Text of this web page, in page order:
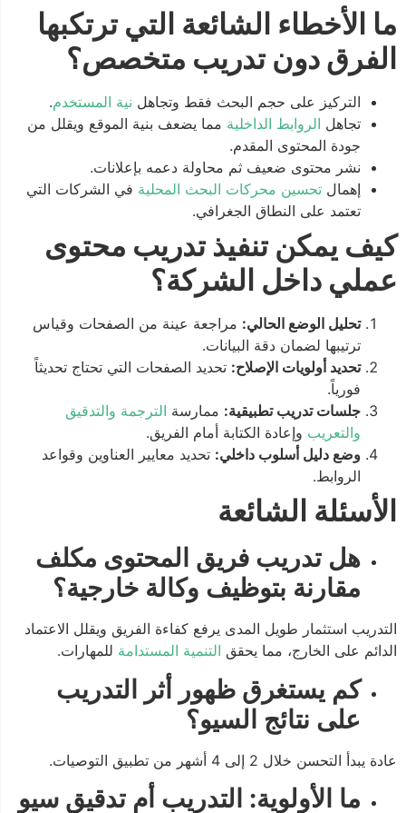
ما الأخطاء الشائعة التي ترتكبها
الفرق دون تدريب متخصص؟
التركيز على حجم البحث فقط وتجاهل نية المستخدم.
تجاهل الروابط الداخليةمما يضعف بنية الموقع ويقلل من
جودة المحتوى المقدم.
نشر محتوى ضعيف ثم محاولة دعمه بإعلانات.
إهمال تحسين محركات البحث المحليةفي الشركات التي
تعتمد على النطاق الجغرافي.
كيف يمكن تنفيذ تدريب محتوى
عملي داخل الشركة؟
تحليل الوضع الحالي:مراجعة عينة من الصفحات وقياس
ترتيبها لضمان دقة البيانات.
تحديد أولويات الإصلاح:تحديد الصفحات التي تحتاج تحديثاً
فورياً.
جلسات تدريب تطبيقية:ممارسةالترجمة والتدقيق
والتعريبوإعادة الكتابة أمام الفريق.
وضع دليل أسلوب داخلي:تحديد معايير العناوين وقواعد
الروابط.
الأسئلة الشائعة
هل تدريب فريق المحتوى مكلف
مقارنة بتوظيف وكالة خارجية؟
التدريب استثمار طويل المدى يرفع كفاءة الفريق ويقلل الاعتماد
الدائم على الخارج، مما يحقق التنمية المستدامةللمهارات.
كم يستغرق ظهور أثر التدريب
على نتائج السيو؟
عادة يبدأ التحسن خلال 2 إلى 4 أشهر من تطبيق التوصيات.
ما الأولوية: التدريب أم تدقيق سيو